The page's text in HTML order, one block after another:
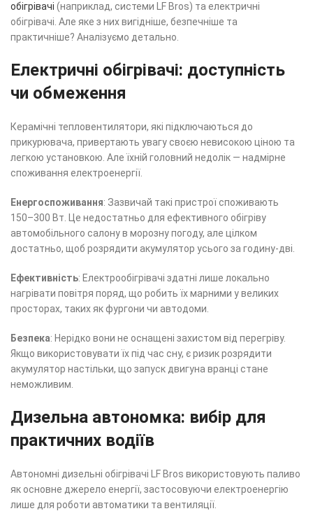
обігрівачі (наприклад, системи LF Bros) та електричні
обігрівачі. Але яке з них вигідніше, безпечніше та
практичніше? Аналізуємо детально.
Електричні обігрівачі: доступність
чи обмеження
Керамічні тепловентилятори, які підключаються до
прикурювача, привертають увагу своєю невисокою ціною та
легкою установкою. Але їхній головний недолік — надмірне
споживання електроенергії.
Енергоспоживання: Зазвичай такі пристрої споживають
150–300 Вт. Це недостатньо для ефективного обігріву
автомобільного салону в морозну погоду, але цілком
достатньо, щоб розрядити акумулятор усього за годину-дві.
Ефективність: Електрообігрівачі здатні лише локально
нагрівати повітря поряд, що робить їх марними у великих
просторах, таких як фургони чи автодоми.
Безпека: Нерідко вони не оснащені захистом від перегріву.
Якщо використовувати їх під час сну, є ризик розрядити
акумулятор настільки, що запуск двигуна вранці стане
неможливим.
Дизельна автономка: вибір для
практичних водіїв
Автономні дизельні обігрівачі LF Bros використовують паливо
як основне джерело енергії, застосовуючи електроенергію
лише для роботи автоматики та вентиляції.